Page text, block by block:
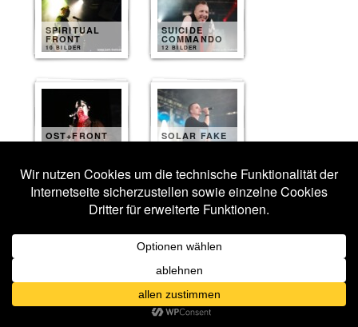
SPIRITUAL
FRONT
10 BILDER
SUICIDE
COMMANDO
12 BILDER
OST+FRONT SOLAR FAKE
OF GEMINA UNZUCHT
10 BILDER